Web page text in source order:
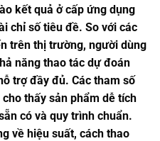
kết quả ở cấp ứng dụng
chỉ số tiêu đề. So với các
trên thị trường, người dùng
năng thao tác dự đoán
trợ đầy đủ. Các tham số
thấy sản phẩm dễ tích
có và quy trình chuẩn.
về hiệu suất, cách thao